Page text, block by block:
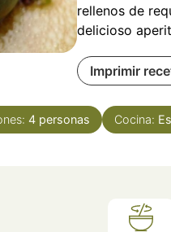
rellenos de
delicioso
Imprimir
4 personas Cocina: